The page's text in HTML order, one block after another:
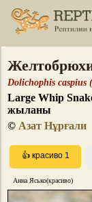
Dolichophis caspius
Large Whip
жыланы
© Азат Нұрғали
Анна Ясько(красиво)